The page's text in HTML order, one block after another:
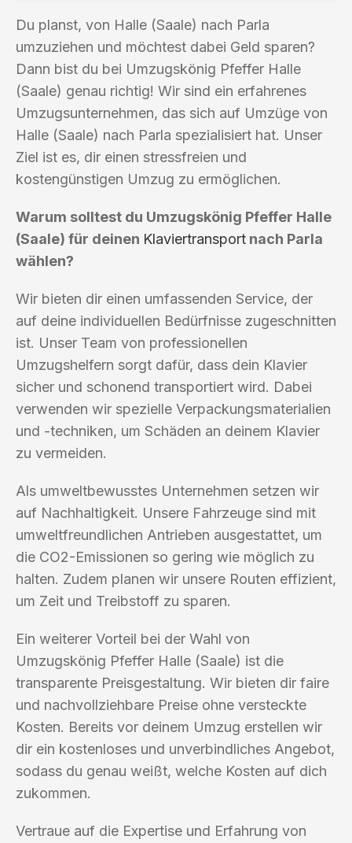
Du planst, von Halle (Saale) nach Parla
umzuziehen und möchtest dabei Geld sparen?
Dann bist du bei Umzugskönig Pfeffer Halle
(Saale) genau richtig! Wir sind ein erfahrenes
Umzugsunternehmen, das sich auf Umzüge von
Halle (Saale) nach Parla spezialisiert hat. Unser
Ziel ist es, dir einen stressfreien und
kostengünstigen Umzug zu ermöglichen.
Warum solltest du Umzugskönig Pfeffer Halle
(Saale) für deinen Klaviertransport nach Parla
wählen?
Wir bieten dir einen umfassenden Service, der
auf deine individuellen Bedürfnisse zugeschnitten
ist. Unser Team von professionellen
Umzugshelfern sorgt dafür, dass dein Klavier
sicher und schonend transportiert wird. Dabei
verwenden wir spezielle Verpackungsmaterialien
und -techniken, um Schäden an deinem Klavier
zu vermeiden.
Als umweltbewusstes Unternehmen setzen wir
auf Nachhaltigkeit. Unsere Fahrzeuge sind mit
umweltfreundlichen Antrieben ausgestattet, um
die CO2-Emissionen so gering wie möglich zu
halten. Zudem planen wir unsere Routen effizient,
um Zeit und Treibstoff zu sparen.
Ein weiterer Vorteil bei der Wahl von
Umzugskönig Pfeffer Halle (Saale) ist die
transparente Preisgestaltung. Wir bieten dir faire
und nachvollziehbare Preise ohne versteckte
Kosten. Bereits vor deinem Umzug erstellen wir
dir ein kostenloses und unverbindliches Angebot,
sodass du genau weißt, welche Kosten auf dich
zukommen.
Vertraue auf die Expertise und Erfahrung von